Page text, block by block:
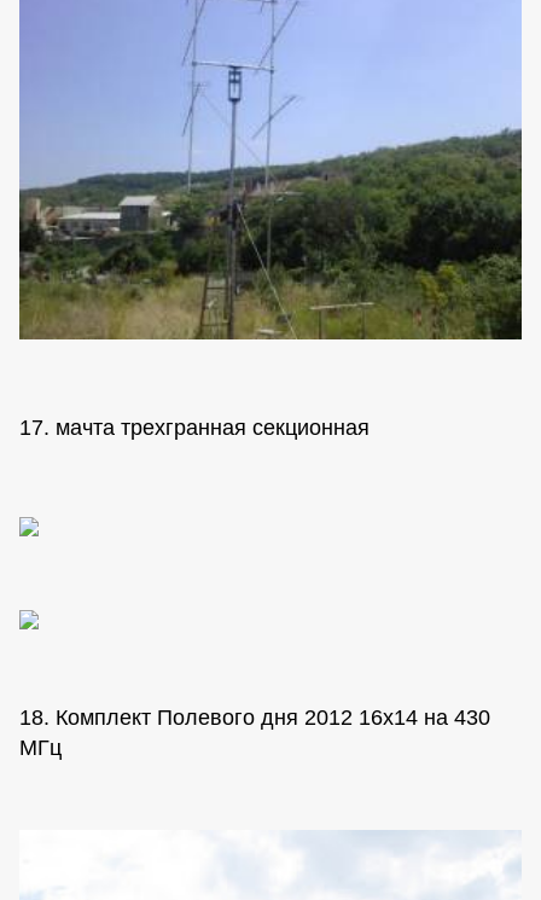
17. мачта трехгранная секционная
18. Комплект Полевого дня 2012 16х14 на 430
МГц